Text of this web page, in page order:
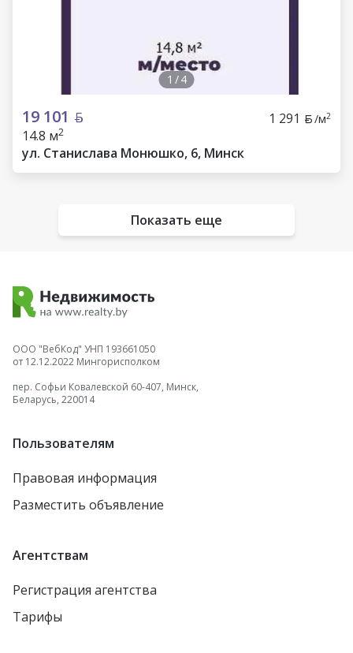
1 /4
19 101 1 291 /м2
14.8 м2
ул. Станислава Монюшко, 6, Минск
Показать еще
ООО "ВебКод" УНП 193661050
от 12.12.2022 Мингорисполком
пер. Софьи Ковалевской 60-407, Минск,
Беларусь, 220014
Пользователям
Правовая информация
Разместить объявление
Агентствам
Регистрация агентства
Тарифы